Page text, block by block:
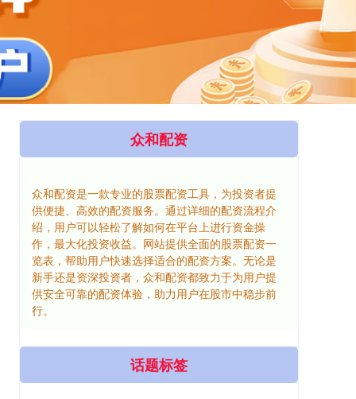
众和配资
众和配资是一款专业的股票配资工具，为投资者提
供便捷、高效的配资服务。通过详细的配资流程介
绍，用户可以轻松了解如何在平台上进行资金操
作，最大化投资收益。网站提供全面的股票配资一
览表，帮助用户快速选择适合的配资方案。无论是
新手还是资深投资者，众和配资都致力于为用户提
供安全可靠的配资体验，助力用户在股市中稳步前
行。
话题标签